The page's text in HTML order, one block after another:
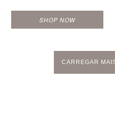
SHOP NOW
CARREGAR